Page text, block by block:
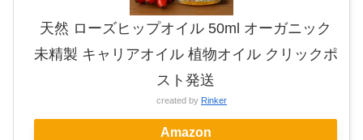
天然 ローズヒップオイル 50ml オーガニック
未精製 キャリアオイル 植物オイル クリックポ
スト発送
created by Rinker
Amazon